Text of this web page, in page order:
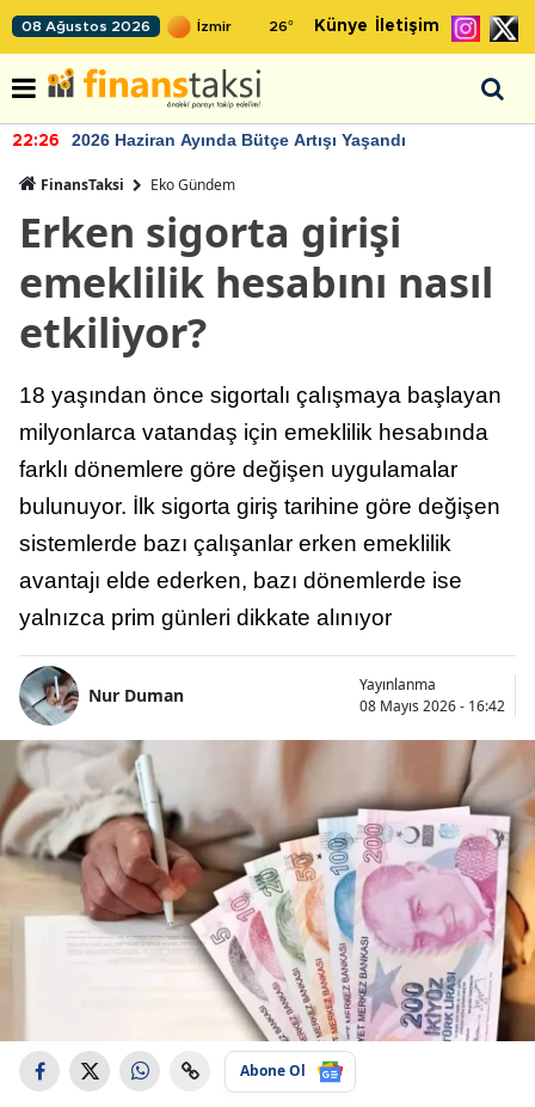
08 Ağustos 2026 26° Künye İletişim
22:26 2026 Haziran Ayında Bütçe Artışı Yaşandı
FinansTaksi Eko Gündem
Erken sigorta girişi
emeklilik hesabını nasıl
etkiliyor?
18 yaşından önce sigortalı çalışmaya başlayan
milyonlarca vatandaş için emeklilik hesabında
farklı dönemlere göre değişen uygulamalar
bulunuyor. İlk sigorta giriş tarihine göre değişen
sistemlerde bazı çalışanlar erken emeklilik
avantajı elde ederken, bazı dönemlerde ise
yalnızca prim günleri dikkate alınıyor
Nur Duman
Yayınlanma
08 Mayıs 2026 - 16:42
Abone Ol